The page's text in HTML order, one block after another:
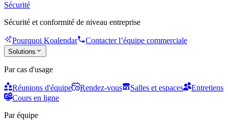
Sécurité
Sécurité et conformité de niveau entreprise
Pourquoi Koalendar Contacter l’équipe commerciale
Solutions
Par cas d'usage
Réunions d'équipe Rendez-vous Salles et espaces
Entretiens
Cours en ligne
Par équipe